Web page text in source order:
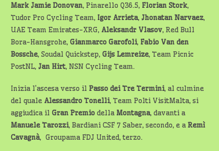
Mark Jamie Donovan, Pinarello Q36.5, Florian Stork,
Tudor Pro Cycling Team, Igor Arrieta, Jhonatan Narvaez,
UAE Team Emirates-XRG, Aleksandr Vlasov, Red Bull
Bora-Hansgrohe,Gianmarco Garofoli, Fabio Van den
Bossche, Soudal Quickstep,Gijs Lemreize, Team Picnic
PostNL, Jan Hirt, NSN Cycling Team.
Inizia l’ascesa verso ilPasso dei Tre Termini, al culmine
del quale Alessandro Tonelli, Team Polti VisitMalta, si
aggiudica ilGran Premio dellaMontagna, davanti a
Manuele Tarozzi, Bardiani CSF 7 Saber, secondo, e aRemì
Cavagnà, Groupama FDJ United, terzo.